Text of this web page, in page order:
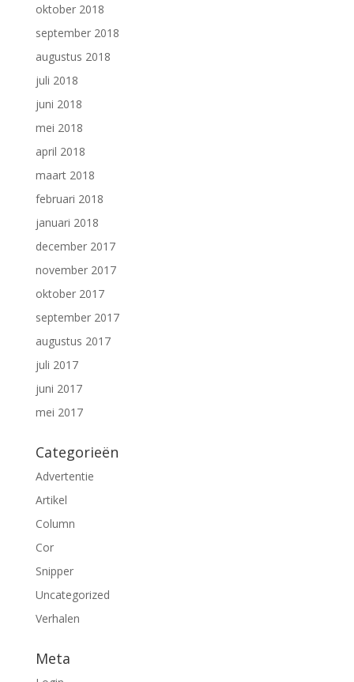
oktober 2018
september 2018
augustus 2018
juli 2018
juni 2018
mei 2018
april 2018
maart 2018
februari 2018
januari 2018
december 2017
november 2017
oktober 2017
september 2017
augustus 2017
juli 2017
juni 2017
mei 2017
Categorieën
Advertentie
Artikel
Column
Cor
Snipper
Uncategorized
Verhalen
Meta